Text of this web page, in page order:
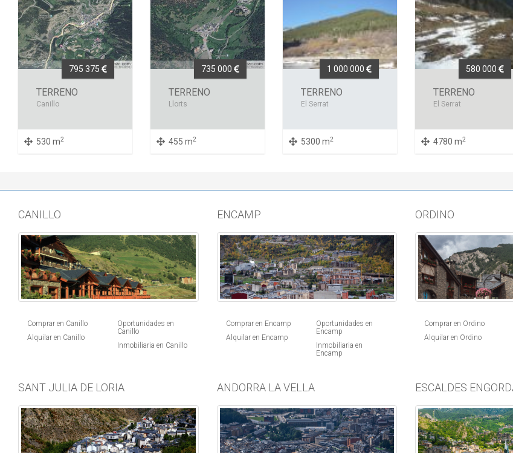
795 375
TERRENO
Canillo
530 m2
735 000
TERRENO
Llorts
455 m2
1 000 000
TERRENO
El Serrat
5300 m2
580 000
TERRENO
El Serrat
4780 m2
CANILLO
Comprar en Canillo
Alquilar en Canillo
Oportunidades en
Canillo
Inmobiliaria en Canillo
ENCAMP
Comprar en Encamp
Alquilar en Encamp
Oportunidades en
Encamp
Inmobiliaria en
Encamp
ORDINO
Comprar en Ordino
Alquilar en Ordino
SANT JULIA DE LORIA ANDORRA LA VELLA ESCALDES